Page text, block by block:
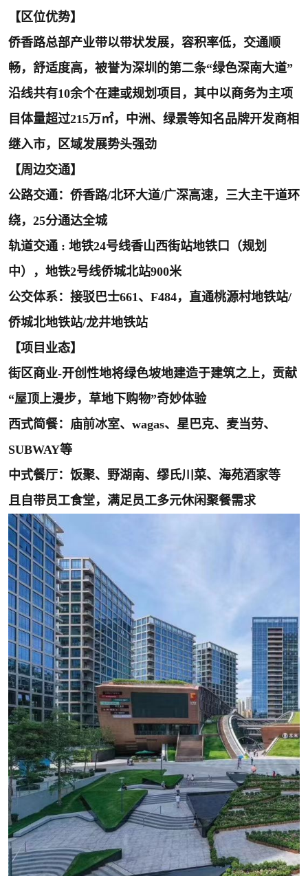
【区位优势】
侨香路总部产业带以带状发展，容积率低，交通顺
畅，舒适度高，被誉为深圳的第二条“绿色深南大道”
沿线共有10余个在建或规划项目，其中以商务为主项
目体量超过215万㎡，中洲、绿景等知名品牌开发商相
继入市，区域发展势头强劲
【周边交通】
公路交通：侨香路/北环大道/广深高速，三大主干道环
绕，25分通达全城
轨道交通 : 地铁24号线香山西街站地铁口（规划
中），地铁2号线侨城北站900米
公交体系：接驳巴士661、F484，直通桃源村地铁站/
侨城北地铁站/龙井地铁站
【项目业态】
街区商业-开创性地将绿色坡地建造于建筑之上，贡献
“屋顶上漫步，草地下购物”奇妙体验
西式简餐：庙前冰室、wagas、星巴克、麦当劳、
SUBWAY等
中式餐厅：饭聚、野湖南、缪氏川菜、海苑酒家等
且自带员工食堂，满足员工多元休闲聚餐需求